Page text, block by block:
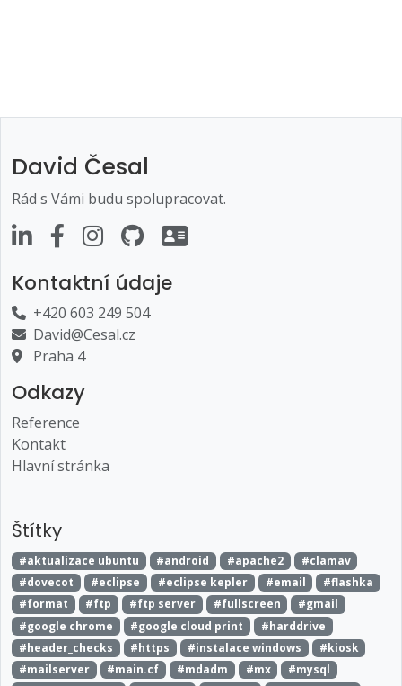
David Česal
Rád s Vámi budu spolupracovat.
Kontaktní údaje
+420 603 249 504
David@Cesal.cz
Praha 4
Odkazy
Reference
Kontakt
Hlavní stránka
Štítky
#aktualizace ubuntu #android #apache2
#clamav
#dovecot
#eclipse #eclipse kepler #email
#flashka
#format
#ftp #ftp server #fullscreen
#gmail
#google chrome
#google cloud print
#harddrive
#header_checks
#https #instalace windows
#kiosk
#mailserver
#main.cf #mdadm #mx
#mysql